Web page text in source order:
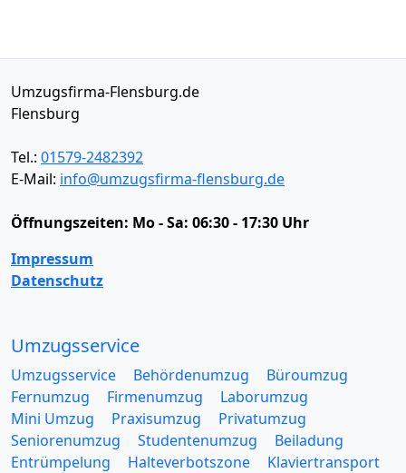
Umzugsfirma-Flensburg.de
Flensburg
Tel.: 01579-2482392
E-Mail: info@umzugsfirma-flensburg.de
Öffnungszeiten: Mo - Sa: 06:30 - 17:30 Uhr
Impressum
Datenschutz
Umzugsservice
Umzugsservice Behördenumzug
Büroumzug
Fernumzug
Firmenumzug
Laborumzug
Mini Umzug
Praxisumzug
Privatumzug
Seniorenumzug
Studentenumzug
Beiladung
Entrümpelung
Halteverbotszone
Klaviertransport